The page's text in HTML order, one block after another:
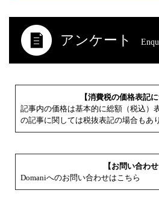
アンケート
【消費税の価格表記に
記事内の価格は基本的に総額（税込）
の記事に関しては税抜表記の場合もあ
【お問い合わせ
Domaniへのお問い合わせはこちら